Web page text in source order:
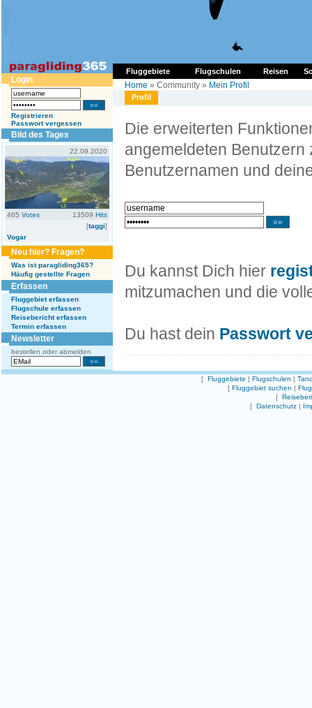
Fluggebiete Flugschulen Reisen
Login
Registrieren
Passwort vergessen
Bild des Tages
22.09.2020
465 Votes 13509 Hits
[taggi]
Vogar
Neu hier? Fragen?
Was ist paragliding365?
Häufig gestellte Fragen
Erfassen
Fluggebiet erfassen
Flugschule erfassen
Reisebericht erfassen
Termin erfassen
Newsletter
bestellen oder abmelden
Home » Community » Mein Profil
Profil
Die erweiterten
angemeldeten Benutzern
Benutzernamen und
Du kannst Dich hier
mitzumachen und die
Du hast dein Passwort
[ Fluggebiete | Flugschulen |
[ Fluggebiet suchen |
[
[ Datenschutz |